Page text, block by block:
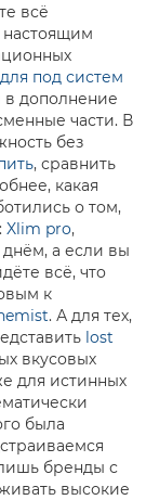
всё
настоящим
под систем
в дополнение
части. В
без
, сравнить
какая
о том,
Xlim pro,
а если вы
всё, что
к
. А для тех,
lost
вкусовых
для истинных
была
бренды с
высокие